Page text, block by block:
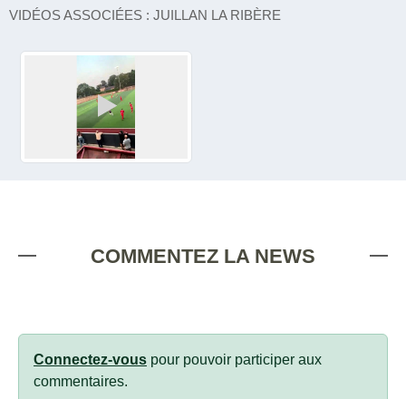
VIDÉOS ASSOCIÉES : JUILLAN LA RIBÈRE
COMMENTEZ LA NEWS
Connectez-vous pour pouvoir participer aux
commentaires.